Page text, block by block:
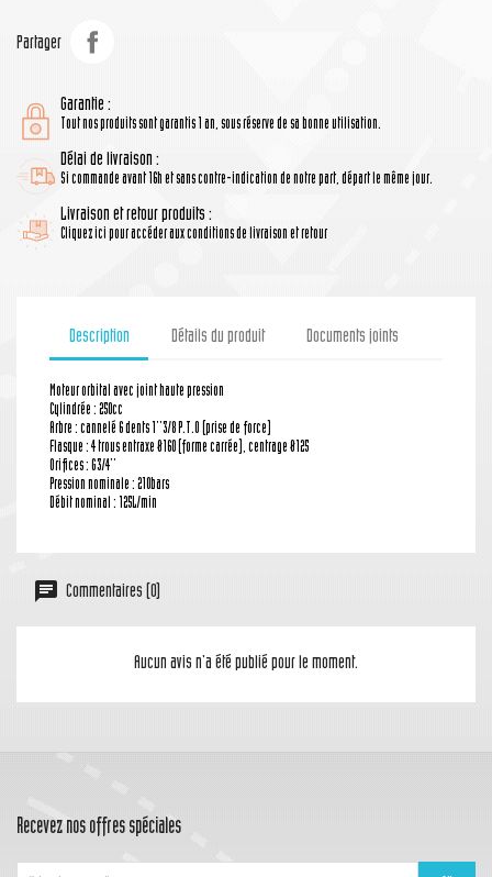
Partager
Garantie :
Tout nos produits sont garantis 1 an, sous réserve de sa bonne utilisation.
Délai de livraison :
Si commande avant 16h et sans contre-indication de notre part, départ le même jour.
Livraison et retour produits :
Cliquez ici pour accéder aux conditions de livraison et retour
Description Détails du produit Documents joints
Moteur orbital avec joint haute pression
Cylindrée : 250cc
Arbre : cannelé 6 dents 1''3/8 P.T.O (prise de force)
Flasque : 4 trous entraxe Ø160 (forme carrée), centrage Ø125
Orifices : G3/4''
Pression nominale : 210bars
Débit nominal : 125L/min
Commentaires (0)
Aucun avis n'a été publié pour le moment.
Recevez nos offres spéciales